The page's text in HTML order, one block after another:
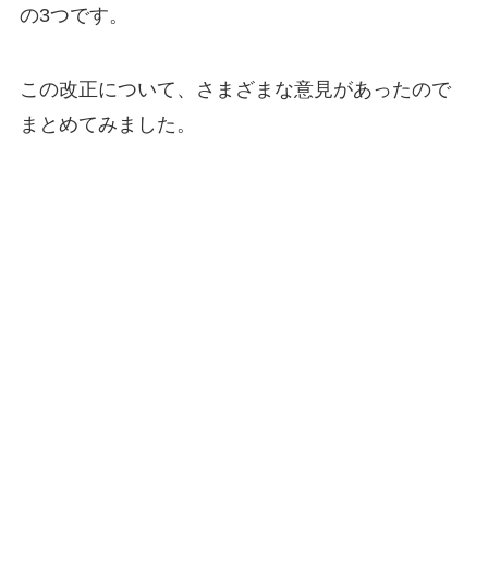
の3つです。
この改正について、さまざまな意見があったので
まとめてみました。